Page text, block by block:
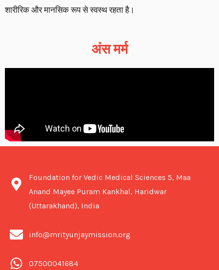
शारीरिक और मानसिक रूप से स्वस्थ रहता है।
अंस मर्म
Foundation for Vedic Medical Sciences 5, Maa
Anand Mayee Puram Kankhal, Haridwar
(Uttarakhand), India
info@mrityunjaymission.org
07500041684